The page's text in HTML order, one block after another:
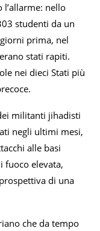
l’allarme: nello
studenti da un
prima, nel
stati rapiti.
nei dieci Stati più
militanti jihadisti
negli ultimi mesi,
alle basi
fuoco elevata,
di una
che da tempo